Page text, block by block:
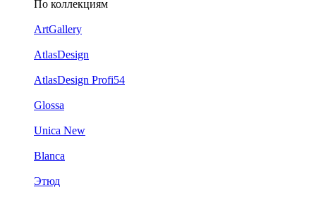
По коллекциям
ArtGallery
AtlasDesign
AtlasDesign Profi54
Glossa
Unica New
Blanca
Этюд